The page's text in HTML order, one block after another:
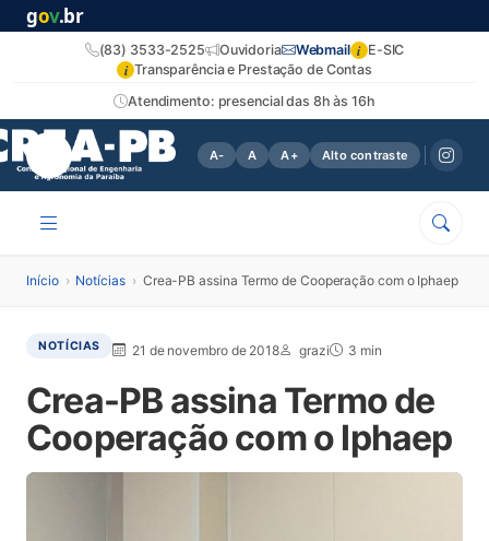
gov.br
Atendimento: presencial das 8h às 16h
(83) 3533-2525 Ouvidoria Webmail i E-SIC
i Transparência e Prestação de Contas
A- A A+ Alto contraste
Início › Notícias › Crea-PB assina Termo de Cooperação com o Iphaep
NOTÍCIAS 21 de novembro de 2018 grazi 3 min
Crea-PB assina Termo de
Cooperação com o Iphaep